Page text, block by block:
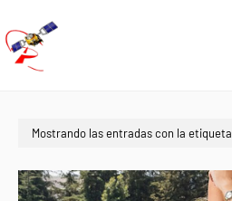
Mostrando las entradas con la etiqueta